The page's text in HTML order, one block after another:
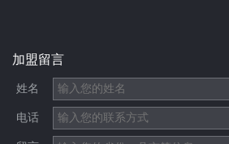
加盟留言
姓名
电话